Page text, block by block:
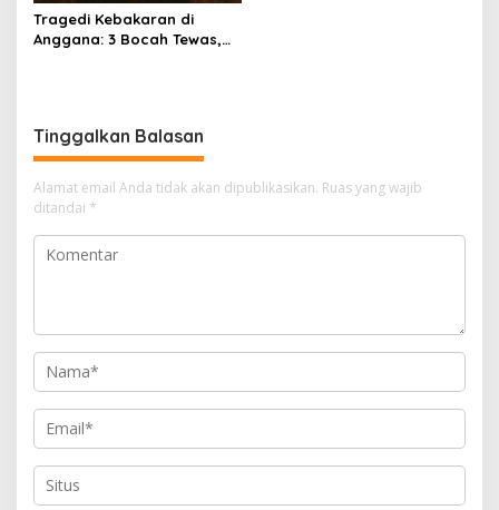
Tragedi Kebakaran di
Anggana: 3 Bocah Tewas,
Tinggalkan Balasan
Alamat email Anda tidak akan dipublikasikan. Ruas yang wajib
ditandai *